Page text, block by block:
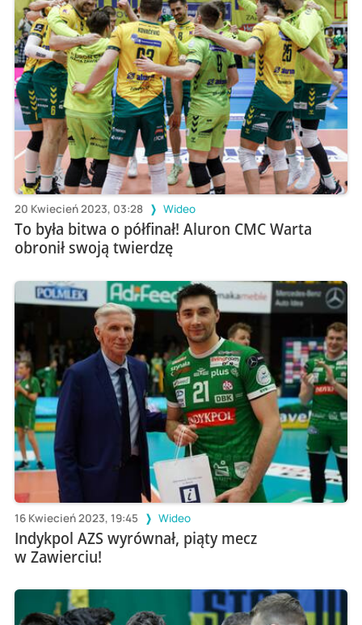
20 Kwiecień 2023, 03:28 Wideo
To była bitwa o półfinał! Aluron CMC Warta
obronił swoją twierdzę
16 Kwiecień 2023, 19:45 Wideo
Indykpol AZS wyrównał, piąty mecz
w Zawierciu!